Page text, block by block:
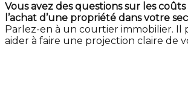
Vous avez des questions sur les coûts
l’achat d’une propriété dans votre
Parlez-en à un courtier immobilier. Il
aider à faire une projection claire de